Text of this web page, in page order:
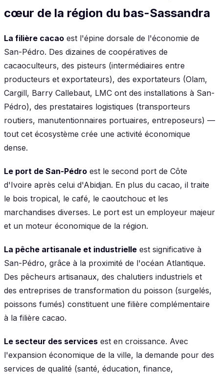
cœur de la région du bas-Sassandra
La filière cacao est l'épine dorsale de l'économie de
San-Pédro. Des dizaines de coopératives de
cacaoculteurs, des pisteurs (intermédiaires entre
producteurs et exportateurs), des exportateurs (Olam,
Cargill, Barry Callebaut, LMC ont des installations à San-
Pédro), des prestataires logistiques (transporteurs
routiers, manutentionnaires portuaires, entreposeurs) —
tout cet écosystème crée une activité économique
dense.
Le port de San-Pédro est le second port de Côte
d'Ivoire après celui d'Abidjan. En plus du cacao, il traite
le bois tropical, le café, le caoutchouc et les
marchandises diverses. Le port est un employeur majeur
et un moteur économique de la région.
La pêche artisanale et industrielle est significative à
San-Pédro, grâce à la proximité de l'océan Atlantique.
Des pêcheurs artisanaux, des chalutiers industriels et
des entreprises de transformation du poisson (surgelés,
poissons fumés) constituent une filière complémentaire
à la filière cacao.
Le secteur des services est en croissance. Avec
l'expansion économique de la ville, la demande pour des
services de qualité (santé, éducation, finance,